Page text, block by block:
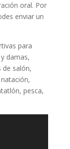
oral. Por
enviar un
para
damas,
de salón,
pesca,